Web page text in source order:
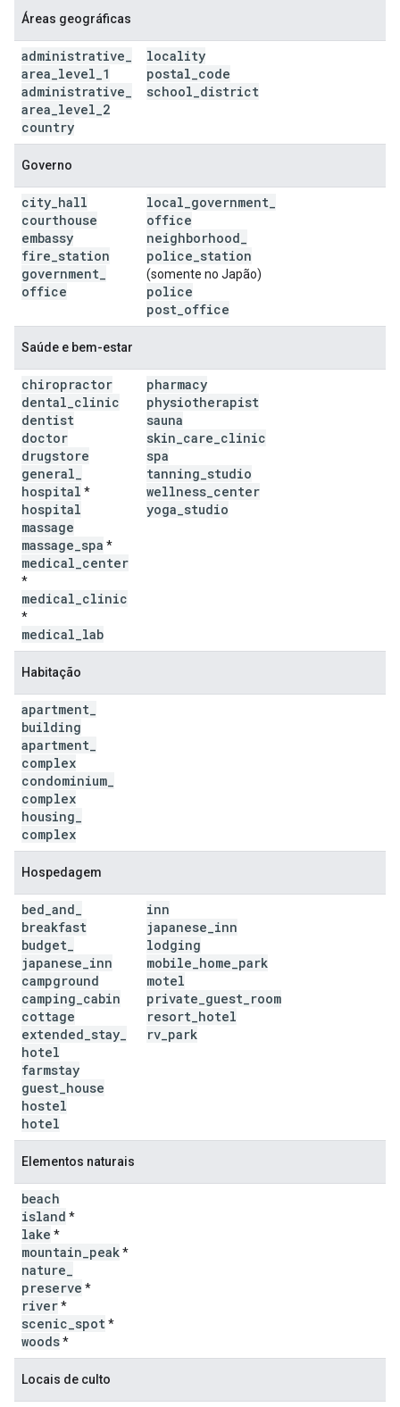
Áreas geográficas
administrative
area level 1
administrative
area level 2
country
locality
postal code
school district
Governo
city hall
courthouse
embassy
fire station
government
office
local government
office
neighborhood
police station
(somente no Japão)
police
post office
Saúde e bem-estar
chiropractor
dental clinic
dentist
doctor
drugstore
general
hospital *
hospital
massage
massage spa *
medical center
*
medical clinic
*
medical lab
pharmacy
physiotherapist
sauna
skin care clinic
spa
tanning studio
wellness center
yoga studio
Habitação
apartment
building
apartment
complex
condominium
complex
housing
complex
Hospedagem
bed and
breakfast
budget
japanese inn
campground
camping cabin
cottage
extended stay
hotel
farmstay
guest house
hostel
hotel
inn
japanese inn
lodging
mobile home park
motel
private guest room
resort hotel
rv park
Elementos naturais
beach
island *
lake *
mountain peak*
nature
preserve *
river*
scenic spot*
woods*
Locais de culto